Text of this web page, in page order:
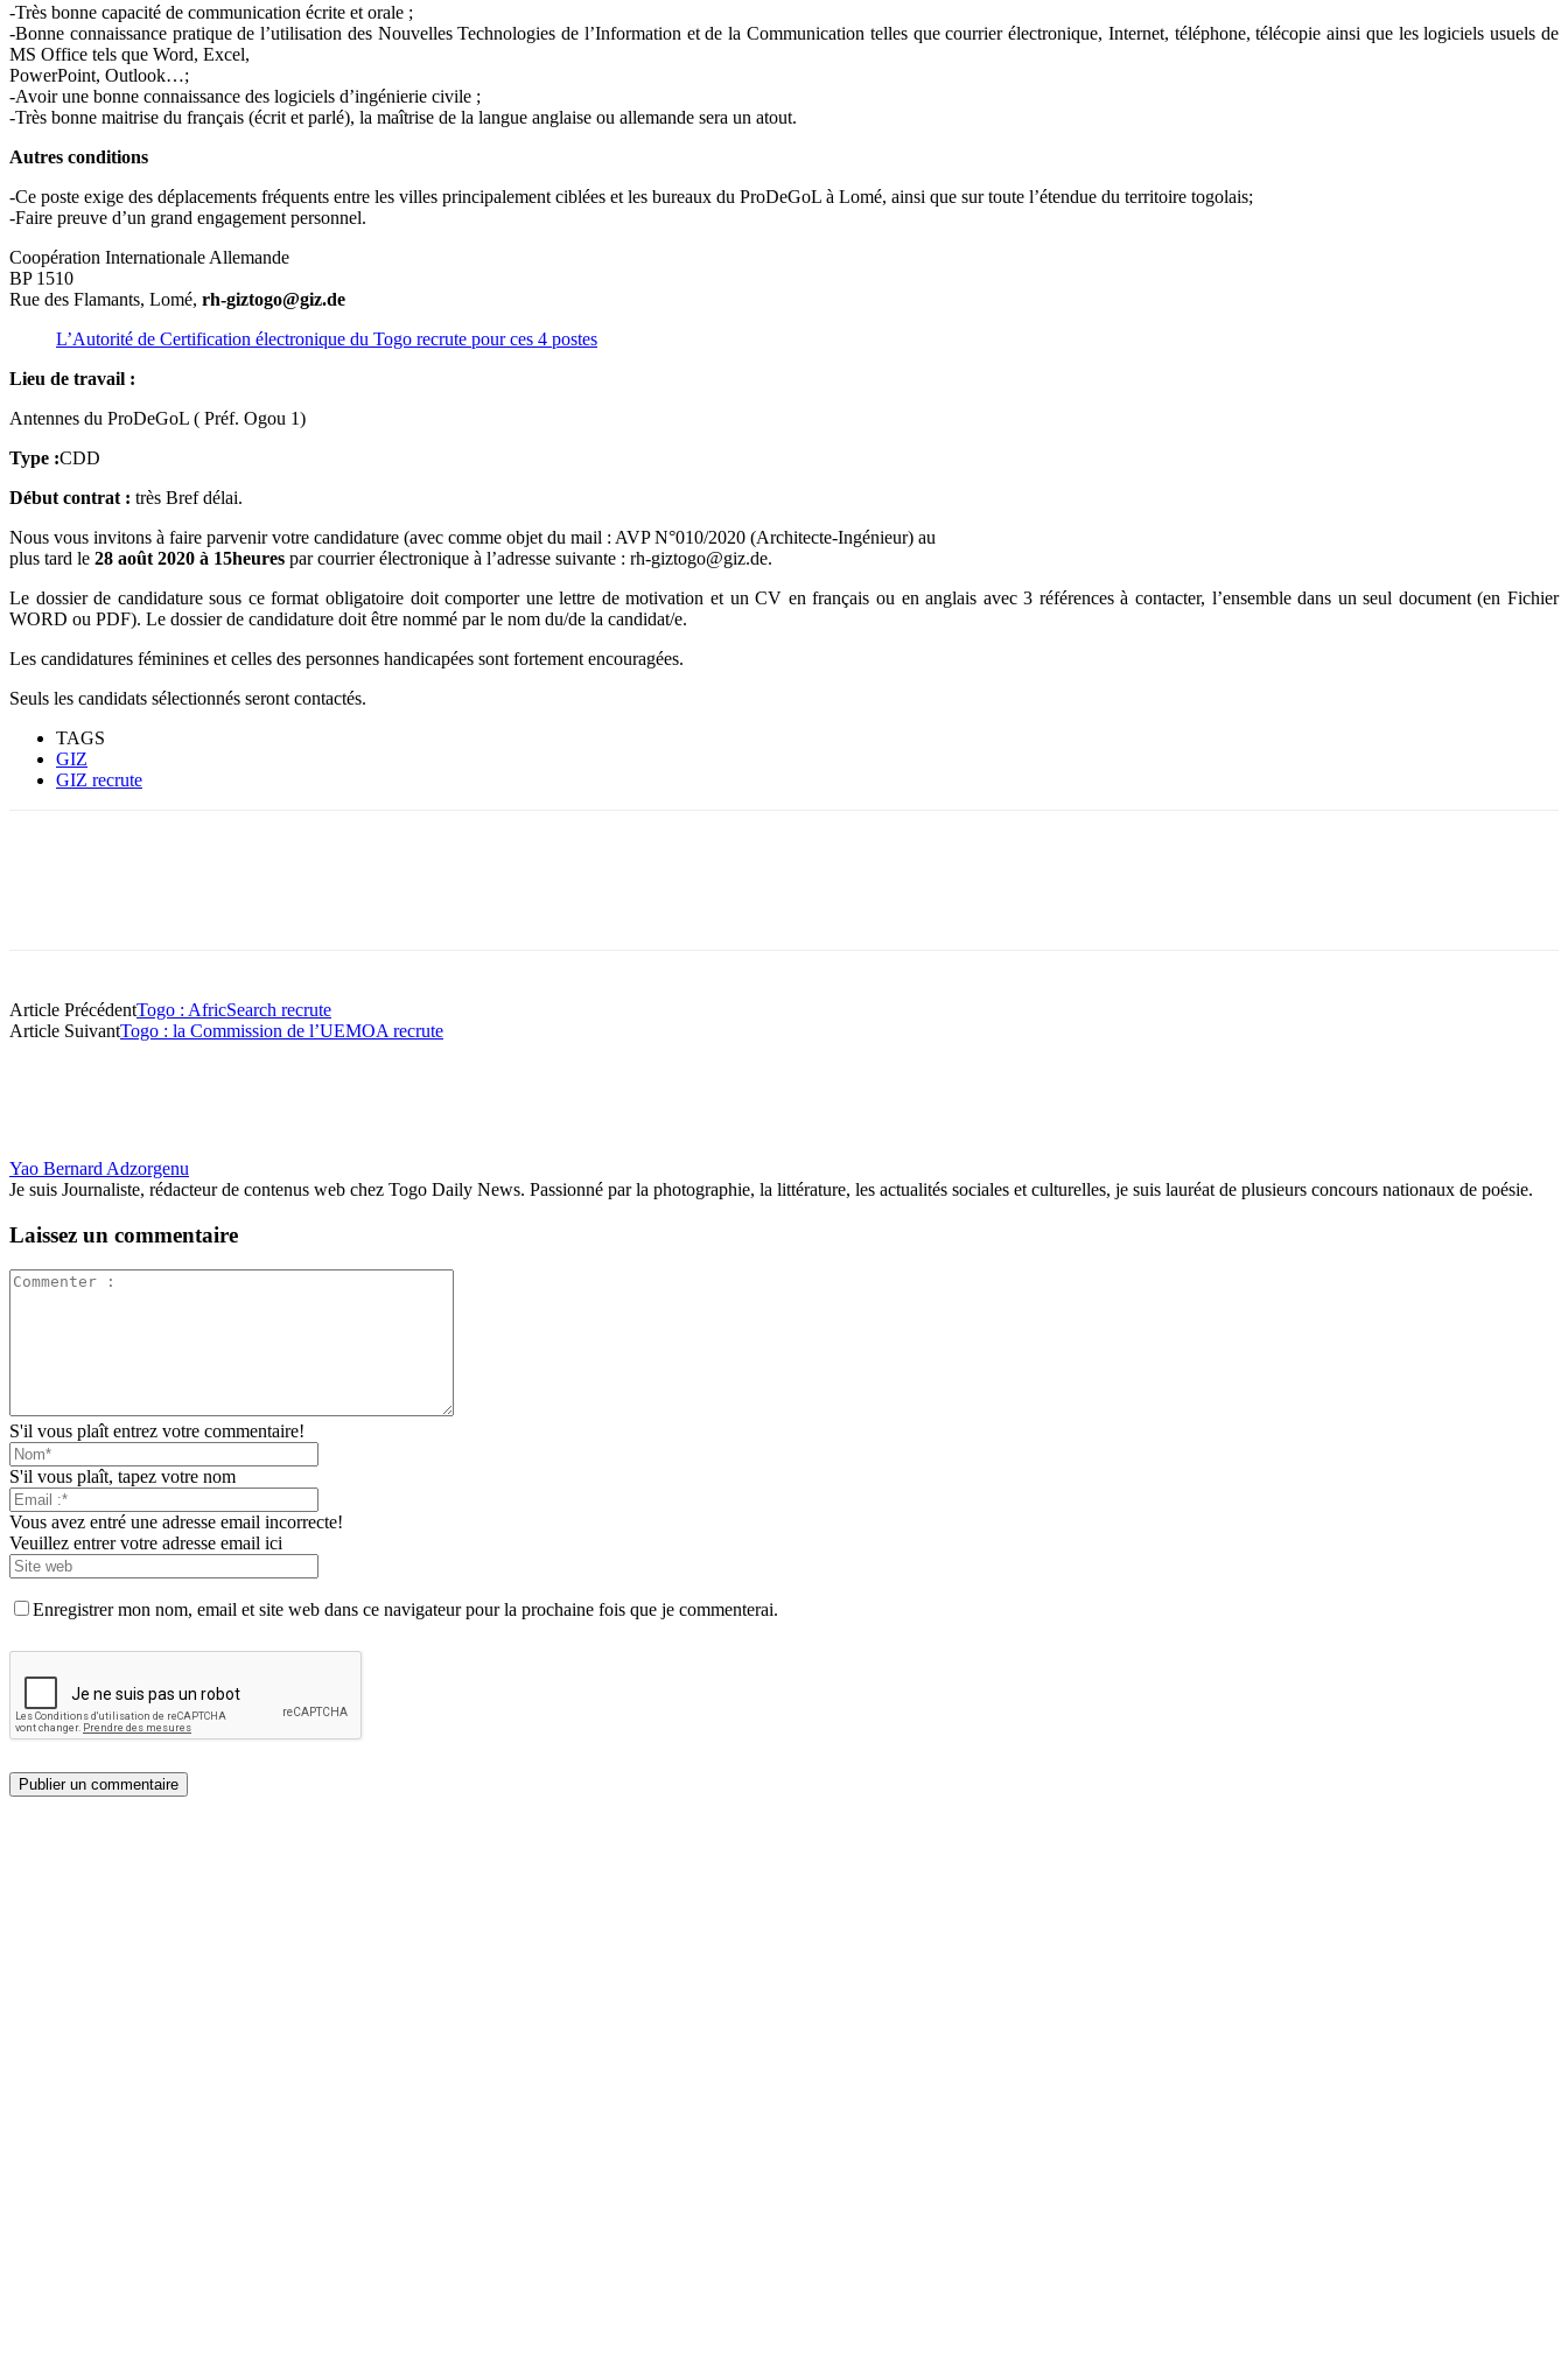
-Très bonne capacité de communication écrite et orale ;
-Bonne connaissance pratique de l’utilisation des Nouvelles Technologies de l’Information et de la Communication telles que courrier électronique, Internet, téléphone, télécopie ainsi que les logiciels usuels de
MS Office tels que Word, Excel,
PowerPoint, Outlook…;
-Avoir une bonne connaissance des logiciels d’ingénierie civile ;
-Très bonne maitrise du français (écrit et parlé), la maîtrise de la langue anglaise ou allemande sera un atout.
Autres conditions
-Ce poste exige des déplacements fréquents entre les villes principalement ciblées et les bureaux du ProDeGoL à Lomé, ainsi que sur toute l’étendue du territoire togolais;
-Faire preuve d’un grand engagement personnel.
Coopération Internationale Allemande
BP 1510
Rue des Flamants, Lomé, rh-giztogo@giz.de
L’Autorité de Certification électronique du Togo recrute pour ces 4 postes
Lieu de travail :
Antennes du ProDeGoL ( Préf. Ogou 1)
Type :CDD
Début contrat : très Bref délai.
Nous vous invitons à faire parvenir votre candidature (avec comme objet du mail : AVP N°010/2020 (Architecte-Ingénieur) au
plus tard le 28 août 2020 à 15heures par courrier électronique à l’adresse suivante : rh-giztogo@giz.de.
Le dossier de candidature sous ce format obligatoire doit comporter une lettre de motivation et un CV en français ou en anglais avec 3 références à contacter, l’ensemble dans un seul document (en Fichier
WORD ou PDF). Le dossier de candidature doit être nommé par le nom du/de la candidat/e.
Les candidatures féminines et celles des personnes handicapées sont fortement encouragées.
Seuls les candidats sélectionnés seront contactés.
TAGS
GIZ
GIZ recrute
Article PrécédentTogo : AfricSearch recrute
Article SuivantTogo : la Commission de l’UEMOA recrute
Yao Bernard Adzorgenu
Je suis Journaliste, rédacteur de contenus web chez Togo Daily News. Passionné par la photographie, la littérature, les actualités sociales et culturelles, je suis lauréat de plusieurs concours nationaux de poésie.
Laissez un commentaire
S'il vous plaît entrez votre commentaire!
S'il vous plaît, tapez votre nom
Vous avez entré une adresse email incorrecte!
Veuillez entrer votre adresse email ici
Enregistrer mon nom, email et site web dans ce navigateur pour la prochaine fois que je commenterai.